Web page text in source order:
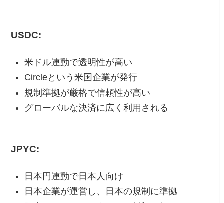
USDC:
米ドル連動で透明性が高い
Circleという米国企業が発行
規制準拠が厳格で信頼性が高い
グローバルな決済に広く利用される
JPYC:
日本円連動で日本人向け
日本企業が運営し、日本の規制に準拠